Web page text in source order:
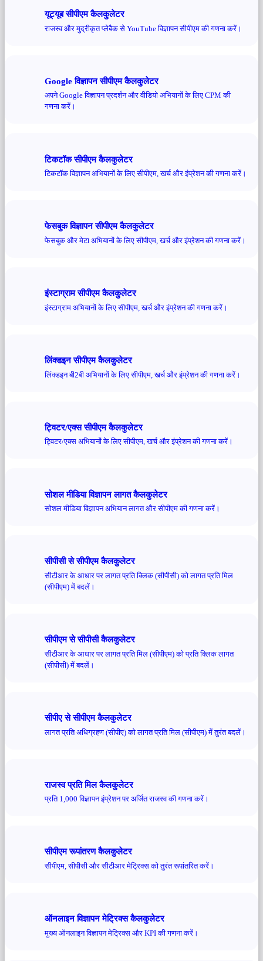
यूट्यूब सीपीएम कैलकुलेटर
राजस्व और मुद्रीकृत प्लेबैक से YouTube विज्ञापन सीपीएम की गणना करें।
Google विज्ञापन सीपीएम कैलकुलेटर
अपने Google विज्ञापन प्रदर्शन और वीडियो अभियानों के लिए CPM की
गणना करें।
टिकटॉक सीपीएम कैलकुलेटर
टिकटॉक विज्ञापन अभियानों के लिए सीपीएम, खर्च और इंप्रेशन की गणना करें।
फेसबुक विज्ञापन सीपीएम कैलकुलेटर
फेसबुक और मेटा अभियानों के लिए सीपीएम, खर्च और इंप्रेशन की गणना करें।
इंस्टाग्राम सीपीएम कैलकुलेटर
इंस्टाग्राम अभियानों के लिए सीपीएम, खर्च और इंप्रेशन की गणना करें।
लिंक्डइन सीपीएम कैलकुलेटर
लिंक्डइन बी2बी अभियानों के लिए सीपीएम, खर्च और इंप्रेशन की गणना करें।
ट्विटर/एक्स सीपीएम कैलकुलेटर
ट्विटर/एक्स अभियानों के लिए सीपीएम, खर्च और इंप्रेशन की गणना करें।
सोशल मीडिया विज्ञापन लागत कैलकुलेटर
सोशल मीडिया विज्ञापन अभियान लागत और सीपीएम की गणना करें।
सीपीसी से सीपीएम कैलकुलेटर
सीटीआर के आधार पर लागत प्रति क्लिक (सीपीसी) को लागत प्रति मिल
(सीपीएम) में बदलें।
सीपीएम से सीपीसी कैलकुलेटर
सीटीआर के आधार पर लागत प्रति मिल (सीपीएम) को प्रति क्लिक लागत
(सीपीसी) में बदलें।
सीपीए से सीपीएम कैलकुलेटर
लागत प्रति अधिग्रहण (सीपीए) को लागत प्रति मिल (सीपीएम) में तुरंत बदलें।
राजस्व प्रति मिल कैलकुलेटर
प्रति 1,000 विज्ञापन इंप्रेशन पर अर्जित राजस्व की गणना करें।
सीपीएम रूपांतरण कैलकुलेटर
सीपीएम, सीपीसी और सीटीआर मेट्रिक्स को तुरंत रूपांतरित करें।
ऑनलाइन विज्ञापन मेट्रिक्स कैलकुलेटर
मुख्य ऑनलाइन विज्ञापन मेट्रिक्स और KPI की गणना करें।